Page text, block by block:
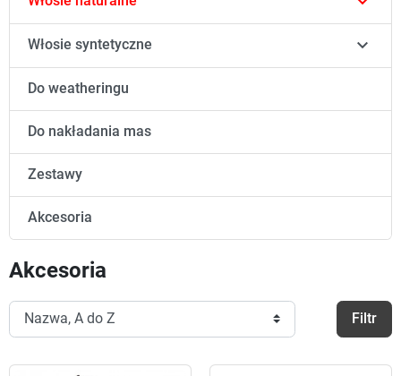
Włosie syntetyczne 
Do weatheringu
Do nakładania mas
Zestawy
Akcesoria
Akcesoria
Filtr